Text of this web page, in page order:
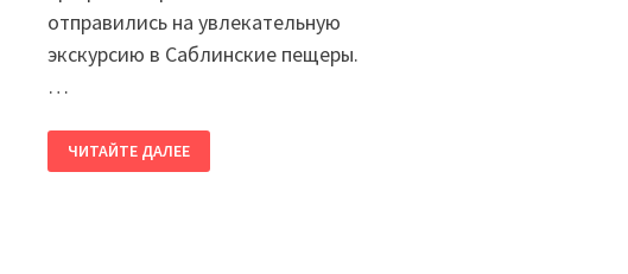
отправились на увлекательную
экскурсию в Саблинские пещеры.
…
САБЛИНСКИЕ
ПЕЩЕРЫ
ПОСЕТИЛИ
ЧИТАЙТЕ ДАЛЕЕ